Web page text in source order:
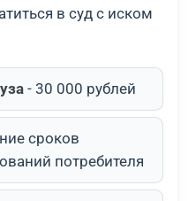
в суд с иском
- 30 000 рублей
сроков
потребителя